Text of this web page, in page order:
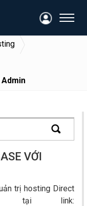
VỚI
trị hosting Direct
tại link: